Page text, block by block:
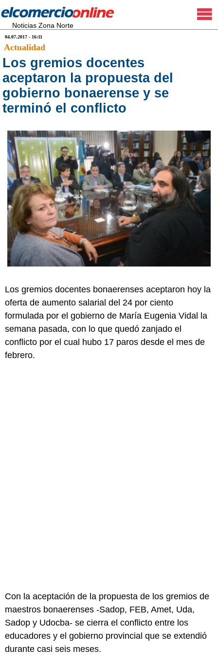
Noticias Zona Norte
04.07.2017 - 16:11
Actualidad
Los gremios docentes
aceptaron la propuesta del
gobierno bonaerense y se
terminó el conflicto
Los gremios docentes bonaerenses aceptaron hoy la
oferta de aumento salarial del 24 por ciento
formulada por el gobierno de María Eugenia Vidal la
semana pasada, con lo que quedó zanjado el
conflicto por el cual hubo 17 paros desde el mes de
febrero.
Con la aceptación de la propuesta de los gremios de
maestros bonaerenses -Sadop, FEB, Amet, Uda,
Sadop y Udocba- se cierra el conflicto entre los
educadores y el gobierno provincial que se extendió
durante casi seis meses.